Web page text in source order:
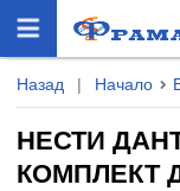
Назад | Начало
НЕСТИ
КОМПЛЕКТ